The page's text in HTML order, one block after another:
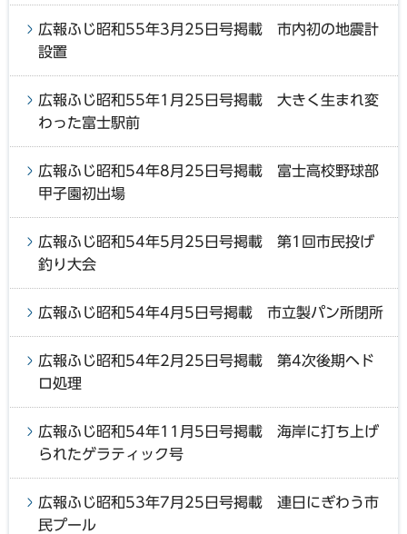
広報ふじ昭和55年3月25日号掲載 市内初の地震計
設置
広報ふじ昭和55年1月25日号掲載 大きく生まれ変
わった富士駅前
広報ふじ昭和54年8月25日号掲載 富士高校野球部
甲子園初出場
広報ふじ昭和54年5月25日号掲載 第1回市民投げ
釣り大会
広報ふじ昭和54年4月5日号掲載 市立製パン所閉所
広報ふじ昭和54年2月25日号掲載 第4次後期ヘド
ロ処理
広報ふじ昭和54年11月5日号掲載 海岸に打ち上げ
られたゲラティック号
広報ふじ昭和53年7月25日号掲載 連日にぎわう市
民プール